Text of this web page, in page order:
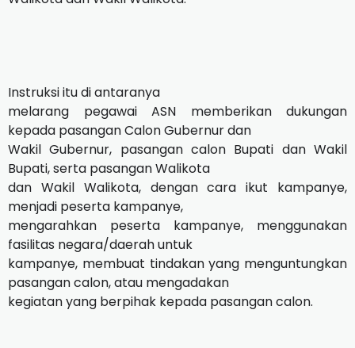
Instruksi itu di antaranya
melarang pegawai ASN memberikan dukungan
kepada pasangan Calon Gubernur dan
Wakil Gubernur, pasangan calon Bupati dan Wakil
Bupati, serta pasangan Walikota
dan Wakil Walikota, dengan cara ikut kampanye,
menjadi peserta kampanye,
mengarahkan peserta kampanye, menggunakan
fasilitas negara/daerah untuk
kampanye, membuat tindakan yang menguntungkan
pasangan calon, atau mengadakan
kegiatan yang berpihak kepada pasangan calon.